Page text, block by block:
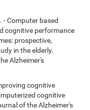
- Computer based
cognitive performance
prospective,
in the elderly.
Alzheimer's
cognitive
cognitive
of the Alzheimer's